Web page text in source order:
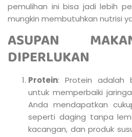
pemulihan ini bisa jadi lebih
mungkin membutuhkan nutrisi
ASUPAN
DIPERLUKAN
Protein: Protein adalah
untuk memperbaiki
Anda mendapatkan
seperti daging tanpa
kacangan, dan produk